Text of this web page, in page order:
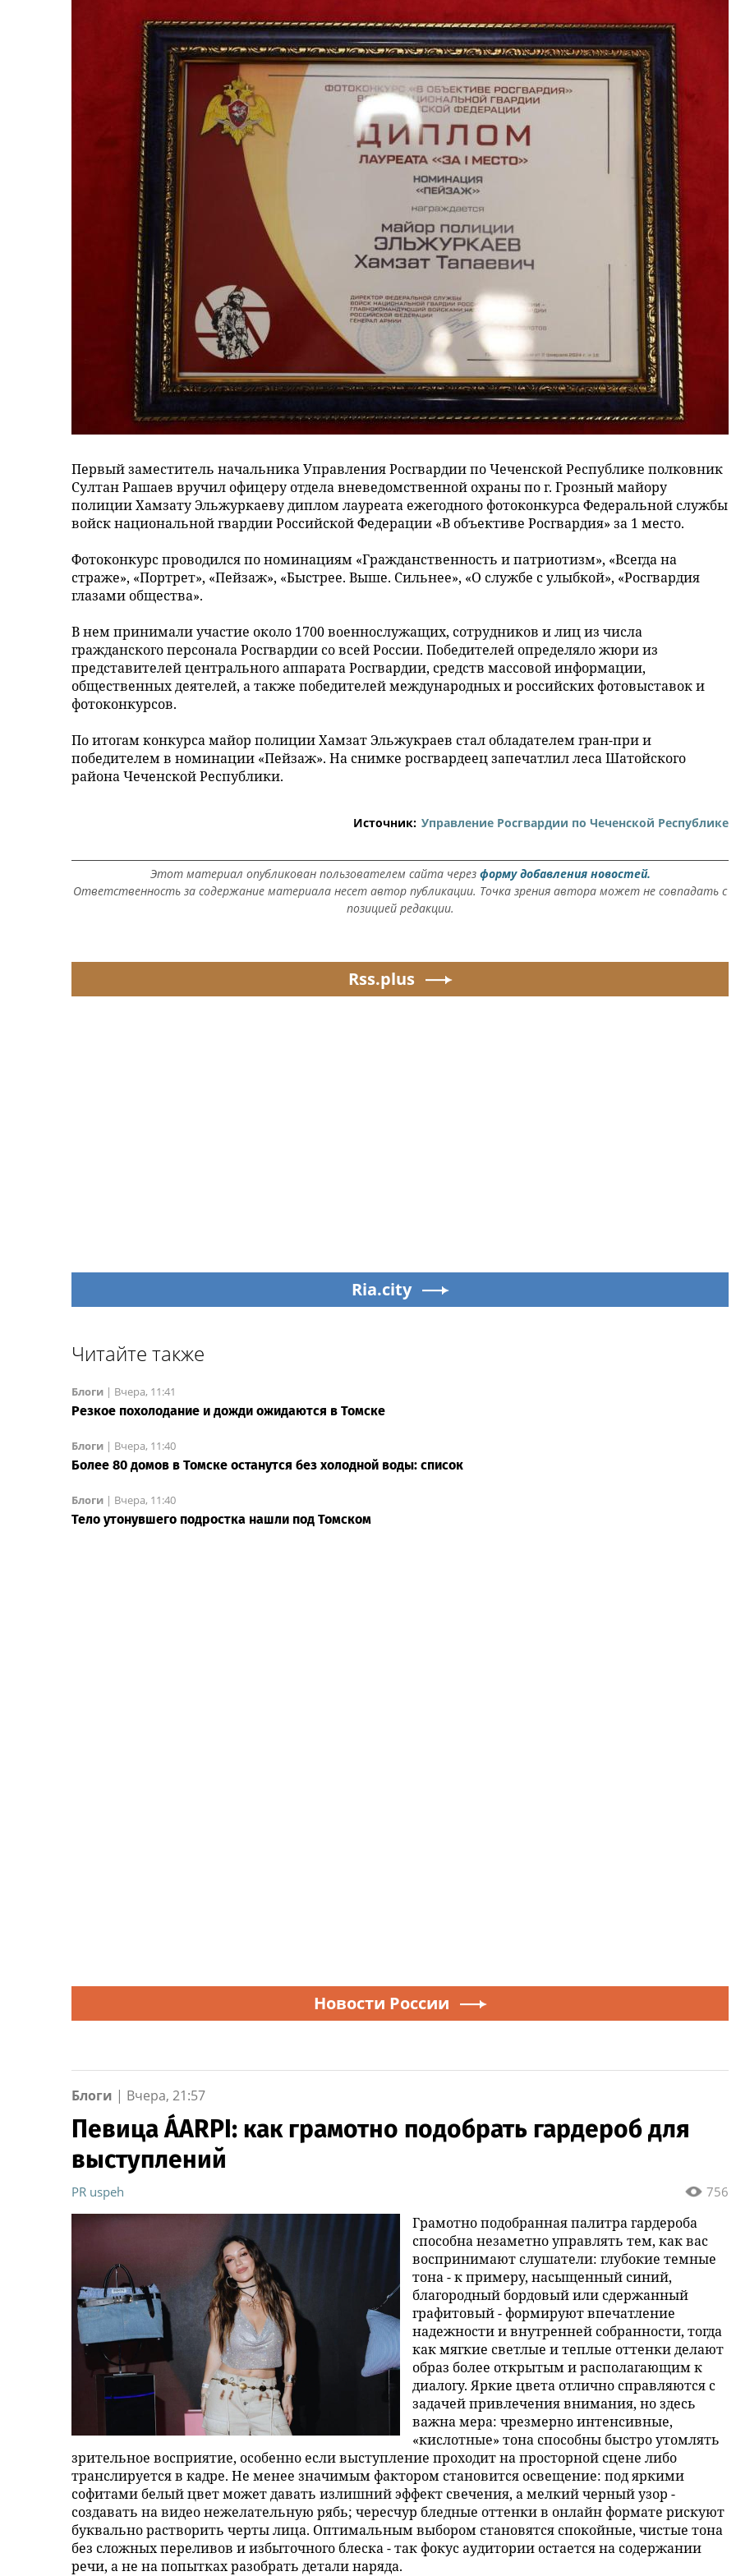
Первый заместитель начальника Управления Росгвардии по Чеченской Республике полковник
Султан Рашаев вручил офицеру отдела вневедомственной охраны по г. Грозный майору
полиции Хамзату Эльжуркаеву диплом лауреата ежегодного фотоконкурса Федеральной службы
войск национальной гвардии Российской Федерации «В объективе Росгвардия» за 1 место.
Фотоконкурс проводился по номинациям «Гражданственность и патриотизм», «Всегда на
страже», «Портрет», «Пейзаж», «Быстрее. Выше. Сильнее», «О службе с улыбкой», «Росгвардия
глазами общества».
В нем принимали участие около 1700 военнослужащих, сотрудников и лиц из числа
гражданского персонала Росгвардии со всей России. Победителей определяло жюри из
представителей центрального аппарата Росгвардии, средств массовой информации,
общественных деятелей, а также победителей международных и российских фотовыставок и
фотоконкурсов.
По итогам конкурса майор полиции Хамзат Эльжукраев стал обладателем гран-при и
победителем в номинации «Пейзаж». На снимке росгвардеец запечатлил леса Шатойского
района Чеченской Республики.
Источник: Управление Росгвардии по Чеченской Республике
Этот материал опубликован пользователем сайта через форму добавления новостей.
Ответственность за содержание материала несет автор публикации. Точка зрения автора может не совпадать с
позицией редакции.
Rss.plus
Ria.city
Читайте также
Блоги | Вчера, 11:41
Резкое похолодание и дожди ожидаются в Томске
Блоги | Вчера, 11:40
Более 80 домов в Томске останутся без холодной воды: список
Блоги | Вчера, 11:40
Тело утонувшего подростка нашли под Томском
Новости России
Блоги | Вчера, 21:57
Певица ÁARPI: как грамотно подобрать гардероб для
выступлений
756
PR uspeh
Грамотно подобранная палитра гардероба
способна незаметно управлять тем, как вас
воспринимают слушатели: глубокие темные
тона - к примеру, насыщенный синий,
благородный бордовый или сдержанный
графитовый - формируют впечатление
надежности и внутренней собранности, тогда
как мягкие светлые и теплые оттенки делают
образ более открытым и располагающим к
диалогу. Яркие цвета отлично справляются с
задачей привлечения внимания, но здесь
важна мера: чрезмерно интенсивные,
«кислотные» тона способны быстро утомлять
зрительное восприятие, особенно если выступление проходит на просторной сцене либо
транслируется в кадре. Не менее значимым фактором становится освещение: под яркими
софитами белый цвет может давать излишний эффект свечения, а мелкий черный узор -
создавать на видео нежелательную рябь; чересчур бледные оттенки в онлайн формате рискуют
буквально растворить черты лица. Оптимальным выбором становятся спокойные, чистые тона
без сложных переливов и избыточного блеска - так фокус аудитории остается на содержании
речи, а не на попытках разобрать детали наряда.